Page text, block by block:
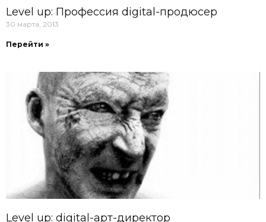
Level up: Профессия digital-продюсер
30 марта, 2013
Перейти »
Level up: digital-арт-директор